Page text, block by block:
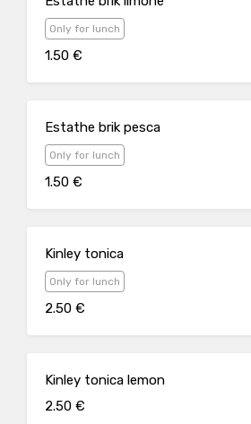
Only for lunch
1.50 €
Estathe brik pesca
Only for lunch
1.50 €
Kinley tonica
Only for lunch
2.50 €
Kinley tonica lemon
2.50 €